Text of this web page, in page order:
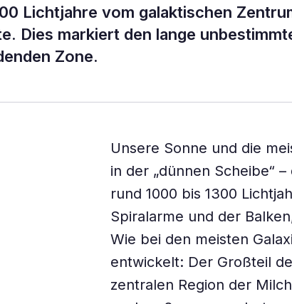
Lichtjahre vom galaktischen
Dies markiert den lange
Zone.
Unsere Sonne und die
in der „dünnen Scheibe“
rund 1000 bis 1300
Spiralarme und der
Wie bei den meisten
entwickelt: Der Großteil
zentralen Region der